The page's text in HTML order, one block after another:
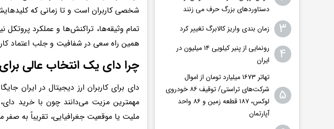
شخصی کاربران است و تا زمانی که
تمام وثیقه‌ها، تراکنش‌ها و عملکرد
همین راه سعی در شفافیت و جلب اعتماد
چرا دای یک انتخاب عالی
دای برای کاربران ارز دیجیتال در ایران
مهمترین مزیت می‌دانند چون با خرید
ملیت یا موقعیت جغرافیایی، تقریباً به
دستاوردهای بزرگ حرف می زنند
۳ زمان بندی واریز کالابرگ تغییر کرد
۴
رونمایی از پنیر کیلویی ۱۴ میلیون در
ایران
۵
تهاتر ۱۶۷۳ میلیارد تومان از اموال
شرکت‌های تراستی/ توقیف ۸۶ خودروی
لوکس، ۱۸۷ قطعه زمین و ۸۶ واحد
آپارتمان